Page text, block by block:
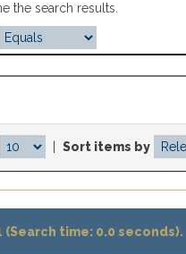
the search results.
Sort items by
(Search time: 0.0 seconds).